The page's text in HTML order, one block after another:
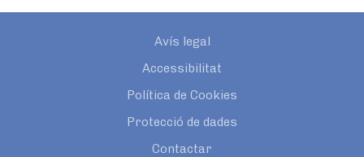
Avís legal
Accessibilitat
Política de Cookies
Protecció de dades
Contactar